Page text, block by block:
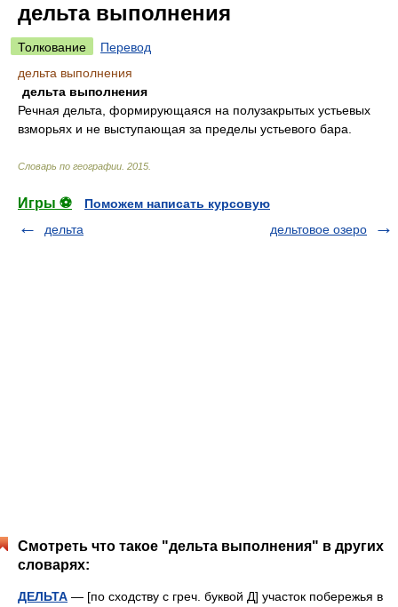
дельта выполнения
Толкование
Перевод
дельта выполнения
дельта выполнения
Речная дельта, формирующаяся на полузакрытых устьевых
взморьях и не выступающая за пределы устьевого бара.
Словарь по географии 2015
Игры ⚽
Поможем написать курсовую
дельта
дельтовое озеро
Смотреть что такое "дельта выполнения" в других
словарях:
ДЕЛЬТА — [по сходству с греч. буквой Д] участок побережья в